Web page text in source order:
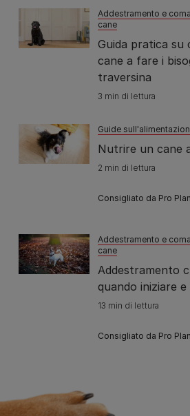
Addestramento e
cane
Guida pratica su
cane a fare i
traversina
3 min di lettura
Guide
Nutrire un cane
2 min di lettura
Consigliato da Pro Plan
Addestramento e
cane
Addestramento
quando iniziare
13 min di lettura
Consigliato da Pro Plan